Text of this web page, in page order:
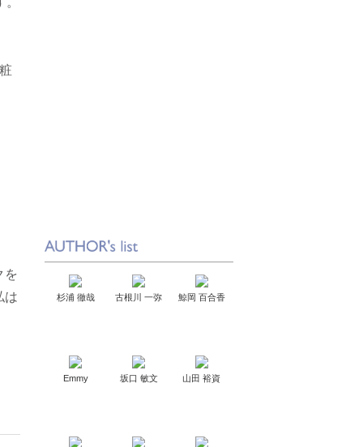
を
は
杉浦 徹哉 古根川 一弥 鯨岡 百合香
Emmy 坂口 敏文 山田 裕資